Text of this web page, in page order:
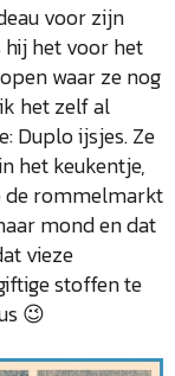
voor zijn
hij het voor het
waar ze nog
het zelf al
Duplo ijsjes. Ze
het keukentje,
de rommelmarkt
mond en dat
vieze
stoffen te
😉